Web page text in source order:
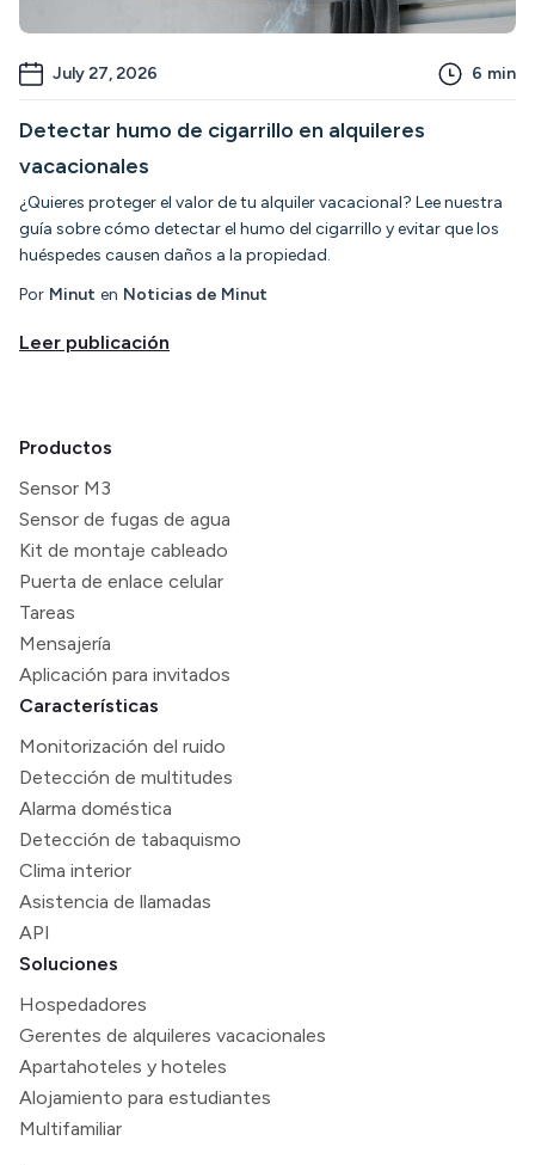
July 27, 2026 6 min
Detectar humo de cigarrillo en alquileres
vacacionales
¿Quieres proteger el valor de tu alquiler vacacional? Lee nuestra
guía sobre cómo detectar el humo del cigarrillo y evitar que los
huéspedes causen daños a la propiedad.
Por Minut en Noticias de Minut
Leer publicación
Productos
Sensor M3
Sensor de fugas de agua
Kit de montaje cableado
Puerta de enlace celular
Tareas
Mensajería
Aplicación para invitados
Características
Monitorización del ruido
Detección de multitudes
Alarma doméstica
Detección de tabaquismo
Clima interior
Asistencia de llamadas
API
Soluciones
Hospedadores
Gerentes de alquileres vacacionales
Apartahoteles y hoteles
Alojamiento para estudiantes
Multifamiliar